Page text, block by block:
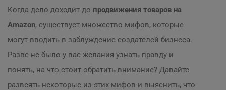
Когда дело доходит до продвижения товаров на
Amazon, существует множество мифов, которые
могут вводить в заблуждение создателей бизнеса.
Разве не было у вас желания узнать правду и
понять, на что стоит обратить внимание? Давайте
развеять некоторые из этих мифов и выяснить, что